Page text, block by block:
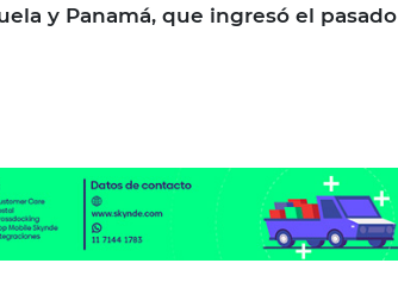
y Panamá, que ingresó el pasado